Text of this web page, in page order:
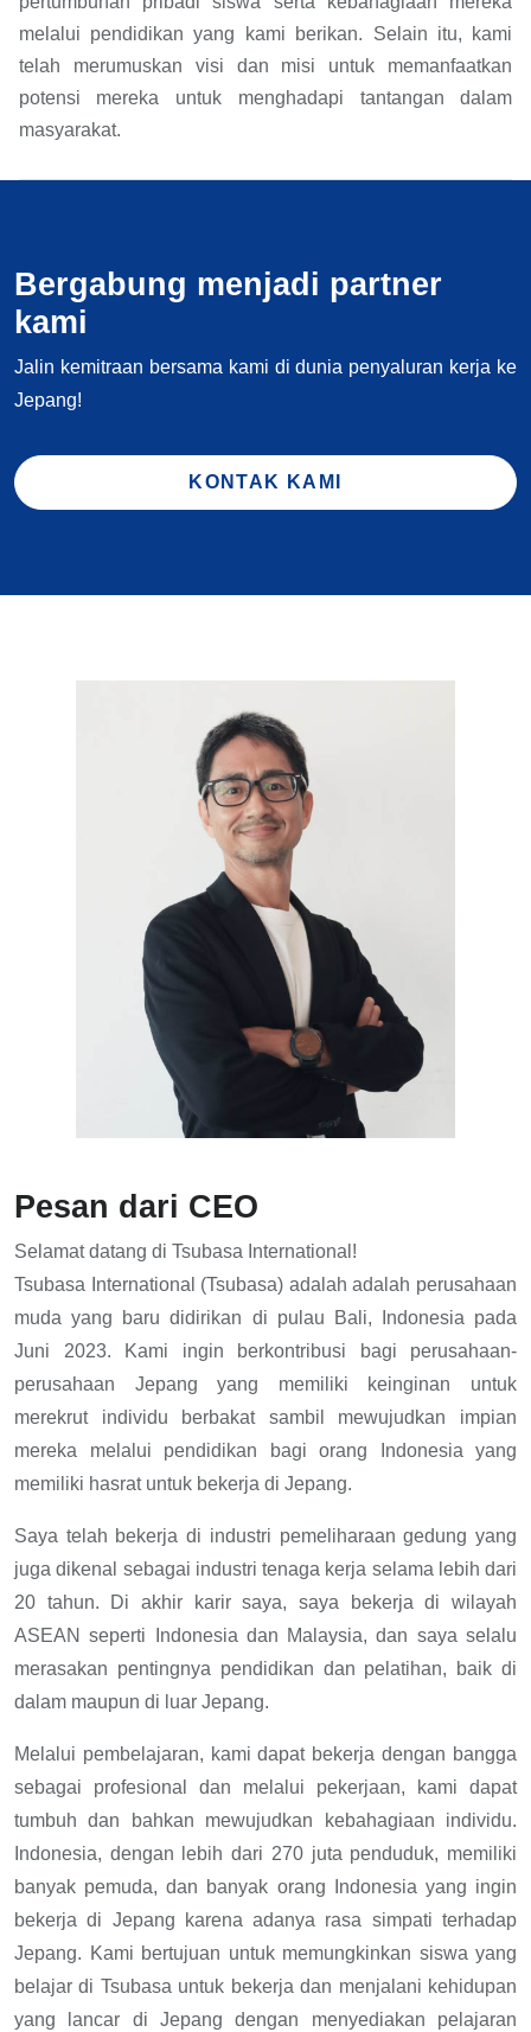
melalui pendidikan yang kami berikan. Selain itu, kami
telah merumuskan visi dan misi untuk memanfaatkan
potensi mereka untuk menghadapi tantangan dalam
masyarakat.
Bergabung menjadi partner
kami
Jalin kemitraan bersama kami di dunia penyaluran kerja ke
Jepang!
KONTAK KAMI
Pesan dari CEO
Selamat datang di Tsubasa International!
Tsubasa International (Tsubasa) adalah adalah perusahaan
muda yang baru didirikan di pulau Bali, Indonesia pada
Juni 2023. Kami ingin berkontribusi bagi perusahaan-
perusahaan Jepang yang memiliki keinginan untuk
merekrut individu berbakat sambil mewujudkan impian
mereka melalui pendidikan bagi orang Indonesia yang
memiliki hasrat untuk bekerja di Jepang.
Saya telah bekerja di industri pemeliharaan gedung yang
juga dikenal sebagai industri tenaga kerja selama lebih dari
20 tahun. Di akhir karir saya, saya bekerja di wilayah
ASEAN seperti Indonesia dan Malaysia, dan saya selalu
merasakan pentingnya pendidikan dan pelatihan, baik di
dalam maupun di luar Jepang.
Melalui pembelajaran, kami dapat bekerja dengan bangga
sebagai profesional dan melalui pekerjaan, kami dapat
tumbuh dan bahkan mewujudkan kebahagiaan individu.
Indonesia, dengan lebih dari 270 juta penduduk, memiliki
banyak pemuda, dan banyak orang Indonesia yang ingin
bekerja di Jepang karena adanya rasa simpati terhadap
Jepang. Kami bertujuan untuk memungkinkan siswa yang
belajar di Tsubasa untuk bekerja dan menjalani kehidupan
yang lancar di Jepang dengan menyediakan pelajaran